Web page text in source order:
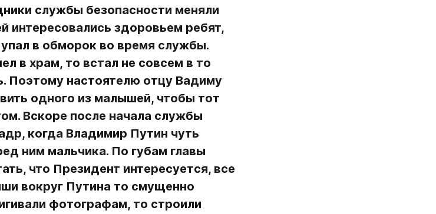
службы безопасности меняли
интересовались здоровьем ребят,
в обморок во время службы.
в храм, то встал не совсем в то
Поэтому настоятелю отцу Вадиму
одного из малышей, чтобы тот
Вскоре после начала службы
когда Владимир Путин чуть
ним мальчика. По губам главы
что Президент интересуется, все
вокруг Путина то смущенно
фотографам, то строили